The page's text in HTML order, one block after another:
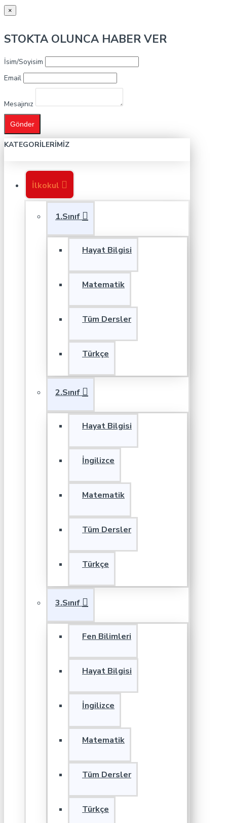
×
STOKTA OLUNCA HABER VER
İsim/Soyisim
Email
Mesajınız
Gönder
KATEGORILERIMIZ
İlkokul
1.Sınıf
Hayat Bilgisi
Matematik
Tüm Dersler
Türkçe
2.Sınıf
Hayat Bilgisi
İngilizce
Matematik
Tüm Dersler
Türkçe
3.Sınıf
Fen Bilimleri
Hayat Bilgisi
İngilizce
Matematik
Tüm Dersler
Türkçe